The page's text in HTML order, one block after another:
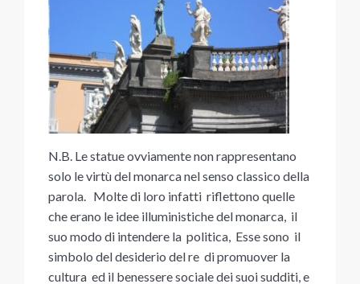
N.B. Le statue ovviamente non rappresentano
solo le virtù del monarca nel senso classico della
parola. Molte di loro infatti riflettono quelle
che erano le idee illuministiche del monarca, il
suo modo di intendere la politica, Esse sono il
simbolo del desiderio del re di promuover la
cultura ed il benessere sociale dei suoi sudditi, e